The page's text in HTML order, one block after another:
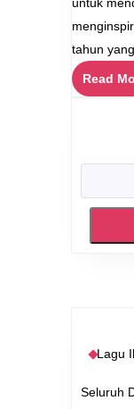
tahun
Read
Lagu
Seluruh